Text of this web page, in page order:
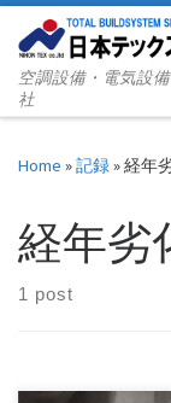
Skip to content
空調設備・電気設
社
Home »記録»経年
経年劣
1 post